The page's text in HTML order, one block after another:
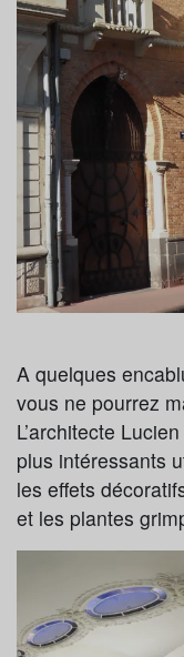
A quelques
vous ne pourrez
L’architecte
plus intéressants
les effets
et les plantes